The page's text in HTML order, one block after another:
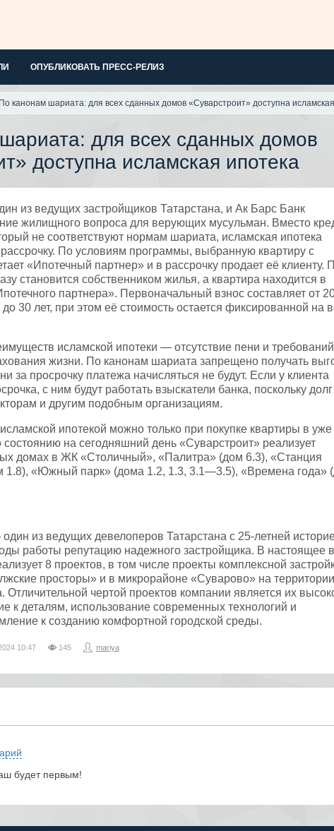
ОПУБЛИКОВАТЬ ПРЕСС-РЕЛИЗ
По канонам шариата: для всех сданных домов «Суварстроит» доступна
для всех сданных домов
доступна исламская ипотека
из ведущих застройщиков Татарстана, и Ак Барс Банк
жилищного вопроса для верующих мусульман. Вместо
не соответствуют нормам шариата, исламская ипотека
По условиям программы, выбранную квартиру с
«Ипотечный партнер» и в рассрочку продает её клиенту.
становится собственником жилья, а квартира находится в
партнера». Первоначальный взнос составляет от
30 лет, при этом её стоимость остается фиксированной на
исламской ипотеки — отсутствие пени и
жизни. По канонам шариата запрещено получать
за просрочку платежа начисляться не будут. Если у клиента
с ним будут работать взыскатели банка, поскольку
и другим подобным организациям.
ипотекой можно только при покупке квартиры в уже
на сегодняшний день «Суварстроит» реализует
домах в ЖК «Столичный», «Палитра» (дом 6.3), «Станция
1.8), «Южный парк» (дома 1.2, 1.3, 3.1—3.5), «Времена года»
из ведущих девелоперов Татарстана с 25-летней
работы репутацию надежного застройщика. В настоящее
8 проектов, в том числе проекты комплексной
просторы» и в микрорайоне «Суварово» на территории
Отличительной чертой проектов компании является их
к деталям, использование современных технологий и
к созданию комфортной городской среды.
10:47 145 mariya
будет первым!